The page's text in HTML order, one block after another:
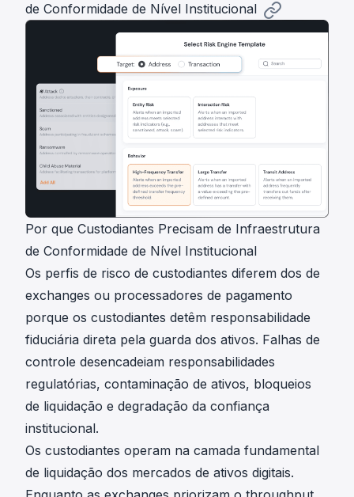
de Conformidade de Nível Institucional
Por que Custodiantes Precisam de Infraestrutura
de Conformidade de Nível Institucional
Os perfis de risco de custodiantes diferem dos de
exchanges ou processadores de pagamento
porque os custodiantes detêm responsabilidade
fiduciária direta pela guarda dos ativos. Falhas de
controle desencadeiam responsabilidades
regulatórias, contaminação de ativos, bloqueios
de liquidação e degradação da confiança
institucional.
Os custodiantes operam na camada fundamental
de liquidação dos mercados de ativos digitais.